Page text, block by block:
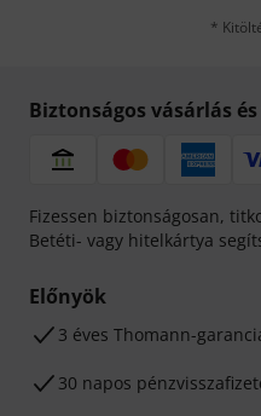
*
Biztonságos vásárlás
Fizessen biztonságosan,
Betéti- vagy hitelkártya
Előnyök
3 éves Thomann-
30 napos